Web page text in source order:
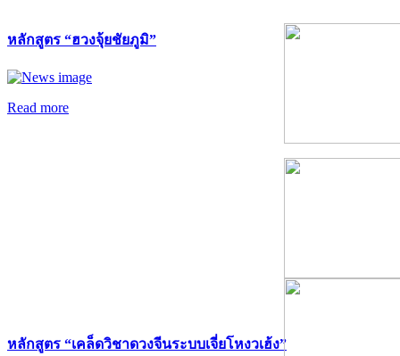
หลักสูตร “ฮวงจุ้ยชัยภูมิ”
Read more
หลักสูตร “เคล็ดวิชาดวงจีนระบบเจี่ยโหงวเฮ้ง”